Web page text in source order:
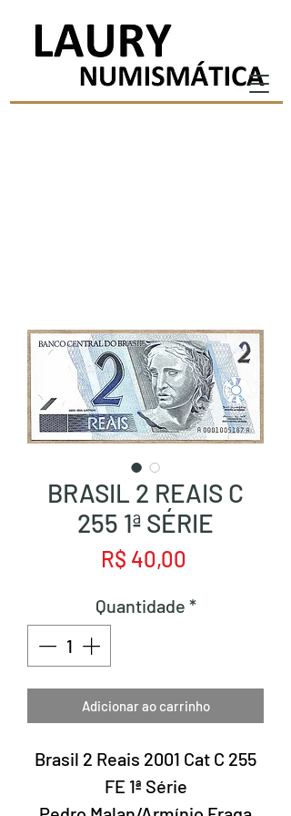
BRASIL 2 REAIS C
255 1ª SÉRIE
R$ 40,00
Quantidade *
Adicionar ao carrinho
Brasil 2 Reais 2001 Cat C 255
FE 1ª Série